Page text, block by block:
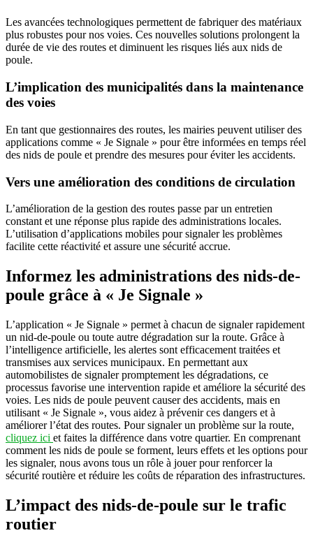
Les avancées technologiques permettent de fabriquer des matériaux
plus robustes pour nos voies. Ces nouvelles solutions prolongent la
durée de vie des routes et diminuent les risques liés aux nids de
poule.
L’implication des municipalités dans la maintenance
des voies
En tant que gestionnaires des routes, les mairies peuvent utiliser des
applications comme « Je Signale » pour être informées en temps réel
des nids de poule et prendre des mesures pour éviter les accidents.
Vers une amélioration des conditions de circulation
L’amélioration de la gestion des routes passe par un entretien
constant et une réponse plus rapide des administrations locales.
L’utilisation d’applications mobiles pour signaler les problèmes
facilite cette réactivité et assure une sécurité accrue.
Informez les administrations des nids-de-
poule grâce à « Je Signale »
L’application « Je Signale » permet à chacun de signaler rapidement
un nid-de-poule ou toute autre dégradation sur la route. Grâce à
l’intelligence artificielle, les alertes sont efficacement traitées et
transmises aux services municipaux. En permettant aux
automobilistes de signaler promptement les dégradations, ce
processus favorise une intervention rapide et améliore la sécurité des
voies. Les nids de poule peuvent causer des accidents, mais en
utilisant « Je Signale », vous aidez à prévenir ces dangers et à
améliorer l’état des routes. Pour signaler un problème sur la route,
cliquez ici et faites la différence dans votre quartier. En comprenant
comment les nids de poule se forment, leurs effets et les options pour
les signaler, nous avons tous un rôle à jouer pour renforcer la
sécurité routière et réduire les coûts de réparation des infrastructures.
L’impact des nids-de-poule sur le trafic
routier